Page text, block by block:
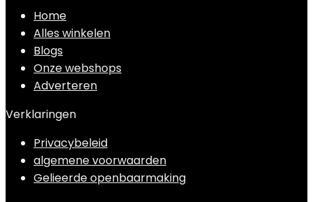
Home
Alles winkelen
Blogs
Onze webshops
Adverteren
Verklaringen
Privacybeleid
algemene voorwaarden
Gelieerde openbaarmaking